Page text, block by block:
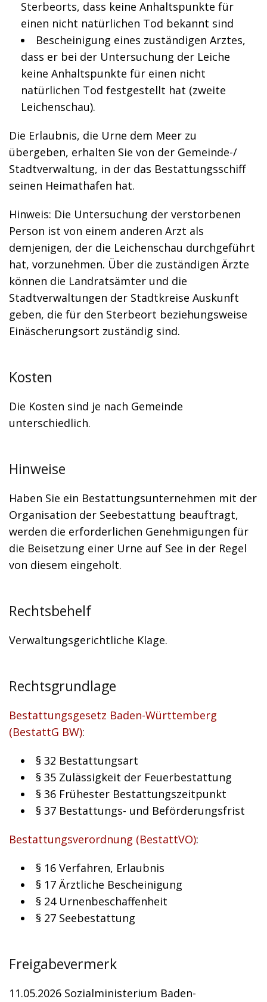
Sterbeorts, dass keine Anhaltspunkte für
einen nicht natürlichen Tod bekannt sind
Bescheinigung eines zuständigen Arztes,
dass er bei der Untersuchung der Leiche
keine Anhaltspunkte für einen nicht
natürlichen Tod festgestellt hat (zweite
Leichenschau).
Die Erlaubnis, die Urne dem Meer zu
übergeben, erhalten Sie von der Gemeinde-/
Stadtverwaltung, in der das Bestattungsschiff
seinen Heimathafen hat.
Hinweis: Die Untersuchung der verstorbenen
Person ist von einem anderen Arzt als
demjenigen, der die Leichenschau durchgeführt
hat, vorzunehmen. Über die zuständigen Ärzte
können die Landratsämter und die
Stadtverwaltungen der Stadtkreise Auskunft
geben, die für den Sterbeort beziehungsweise
Einäscherungsort zuständig sind.
Kosten
Die Kosten sind je nach Gemeinde
unterschiedlich.
Hinweise
Haben Sie ein Bestattungsunternehmen mit der
Organisation der Seebestattung beauftragt,
werden die erforderlichen Genehmigungen für
die Beisetzung einer Urne auf See in der Regel
von diesem eingeholt.
Rechtsbehelf
Verwaltungsgerichtliche Klage.
Rechtsgrundlage
Bestattungsgesetz Baden-Württemberg
(BestattG BW):
§ 32 Bestattungsart
§ 35 Zulässigkeit der Feuerbestattung
§ 36 Frühester Bestattungszeitpunkt
§ 37 Bestattungs- und Beförderungsfrist
Bestattungsverordnung (BestattVO):
§ 16 Verfahren, Erlaubnis
§ 17 Ärztliche Bescheinigung
§ 24 Urnenbeschaffenheit
§ 27 Seebestattung
Freigabevermerk
11.05.2026 Sozialministerium Baden-